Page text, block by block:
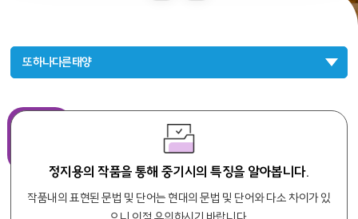
또하나다른태양
정지용의 작품을 통해 중기시의 특징을 알아봅니다.
작품내의 표현된 문법 및 단어는 현대의 문법 및 단어와 다소 차이가 있